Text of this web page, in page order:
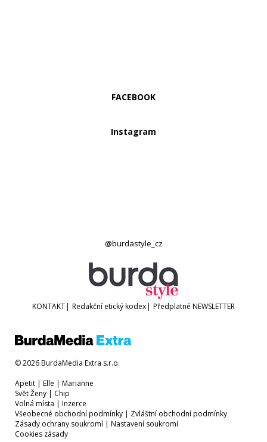
FACEBOOK
Instagram
@burdastyle_cz
KONTAKT| Redakční etický kodex| Předplatné NEWSLETTER
© 2026 BurdaMedia Extra s.r.o.
Apetit | Elle | Marianne
Svět Ženy | Chip
Volná místa | Inzerce
Všeobecné obchodní podmínky | Zvláštní obchodní podmínky
Zásady ochrany soukromí | Nastavení soukromí
Cookies zásady